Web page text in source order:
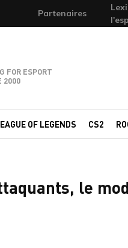
Partenaires
FOR ESPORT
2000
OF LEGENDS CS2
le